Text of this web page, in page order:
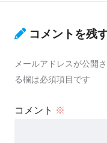
コメントを残
メールアドレスが公開
る欄は必須項目です
コメント ※